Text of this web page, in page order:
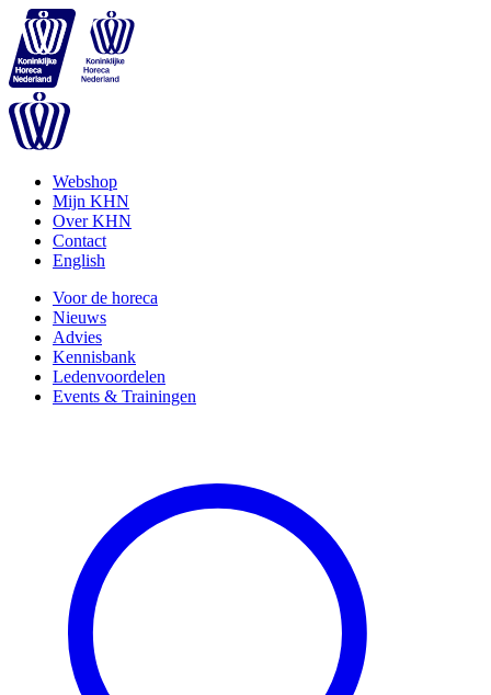
Webshop
Mijn KHN
Over KHN
Contact
English
Voor de horeca
Nieuws
Advies
Kennisbank
Ledenvoordelen
Events & Trainingen